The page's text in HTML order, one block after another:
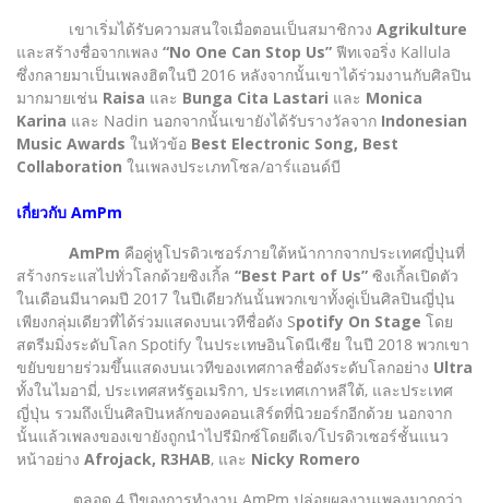
เขาเริ่มได้รับความสนใจเมื่อตอนเป็นสมาชิกวง Agrikulture
และสร้างชื่อจากเพลง “No One Can Stop Us” ฟีทเจอริ่ง Kallula
ซึ่งกลายมาเป็นเพลงฮิตในปี 2016 หลังจากนั้นเขาได้ร่วมงานกับศิลปิน
มากมายเช่น Raisa และ Bunga Cita Lastari และ Monica
Karina และ Nadin นอกจากนั้นเขายังได้รับรางวัลจาก Indonesian
Music Awards ในหัวข้อ Best Electronic Song, Best
Collaboration ในเพลงประเภทโซล/อาร์แอนด์บี
เกี่ยวกับ AmPm
AmPm คือคู่หูโปรดิวเซอร์ภายใต้หน้ากากจากประเทศญี่ปุ่นที่
สร้างกระแสไปทั่วโลกด้วยซิงเกิ้ล “Best Part of Us” ซิงเกิ้ลเปิดตัว
ในเดือนมีนาคมปี 2017 ในปีเดียวกันนั้นพวกเขาทั้งคู่เป็นศิลปินญี่ปุ่น
เพียงกลุ่มเดียวที่ได้ร่วมแสดงบนเวทีชื่อดัง Spotify On Stage โดย
สตรีมมิ่งระดับโลก Spotify ในประเทษอินโดนีเซีย ในปี 2018 พวกเขา
ขยับขยายร่วมขึ้นแสดงบนเวทีของเทศกาลชื่อดังระดับโลกอย่าง Ultra
ทั้งในไมอามี่, ประเทศสหรัฐอเมริกา, ประเทศเกาหลีใต้, และประเทศ
ญี่ปุ่น รวมถึงเป็นศิลปินหลักของคอนเสิร์ตที่นิวยอร์กอีกด้วย นอกจาก
นั้นแล้วเพลงของเขายังถูกนำไปรีมิกซ์โดยดีเจ/โปรดิวเซอร์ชั้นแนว
หน้าอย่าง Afrojack, R3HAB, และ Nicky Romero
ตลอด 4 ปีของการทำงาน AmPm ปล่อยผลงานเพลงมากกว่า